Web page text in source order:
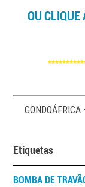
OU CLIQUE
Etiquetas
BOMBA DE